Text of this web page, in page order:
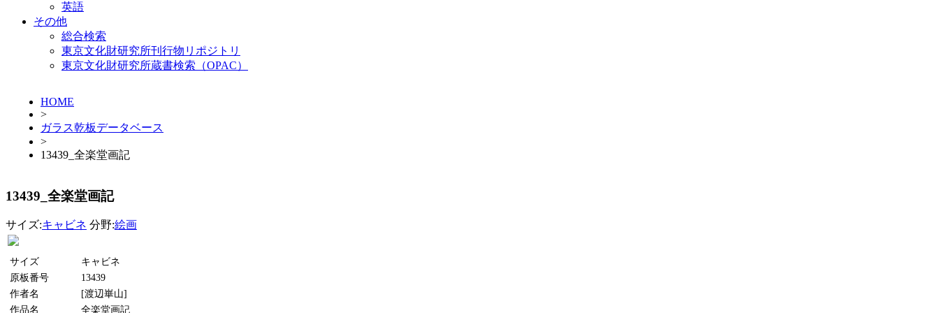
英語
その他
総合検索
東京文化財研究所刊行物リポジトリ
東京文化財研究所蔵書検索（OPAC）
HOME
>
ガラス乾板データベース
>
13439_全楽堂画記
13439_全楽堂画記
サイズ:キャビネ 分野:絵画
サイズ
キャビネ
原板番号
13439
作者名
[渡辺崋山]
作品名
全楽堂画記